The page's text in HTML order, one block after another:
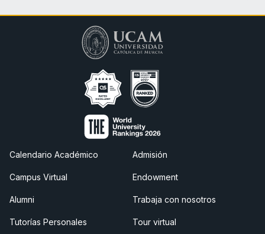
Calendario Académico
Campus Virtual
Alumni
Tutorías Personales
Admisión
Endowment
Trabaja con nosotros
Tour virtual